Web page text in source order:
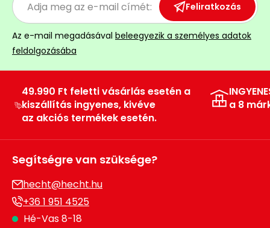
Feliratkozás
Az e-mail megadásával beleegyezik a személyes adatok
feldolgozásába
49.990 Ft feletti vásárlás esetén a
kiszállítás ingyenes, kivéve
az akciós termékek esetén.
a 8
Segítségre van szüksége?
hecht@hecht.hu
+36 1 951 4525
Hé-Vas 8-18